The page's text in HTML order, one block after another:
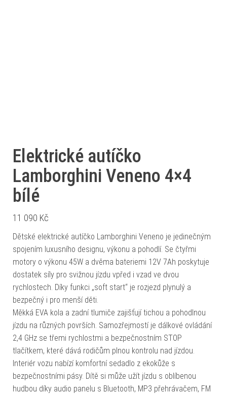
Elektrické autíčko
Lamborghini Veneno 4×4
bílé
11 090 Kč
Dětské elektrické autíčko Lamborghini Veneno je jedinečným
spojením luxusního designu, výkonu a pohodlí. Se čtyřmi
motory o výkonu 45W a dvěma bateriemi 12V 7Ah poskytuje
dostatek síly pro svižnou jízdu vpřed i vzad ve dvou
rychlostech. Díky funkci „soft start“ je rozjezd plynulý a
bezpečný i pro menší děti.
Měkká EVA kola a zadní tlumiče zajišťují tichou a pohodlnou
jízdu na různých površích. Samozřejmostí je dálkové ovládání
2,4 GHz se třemi rychlostmi a bezpečnostním STOP
tlačítkem, které dává rodičům plnou kontrolu nad jízdou.
Interiér vozu nabízí komfortní sedadlo z ekokůže s
bezpečnostními pásy. Dítě si může užít jízdu s oblíbenou
hudbou díky audio panelu s Bluetooth, MP3 přehrávačem, FM